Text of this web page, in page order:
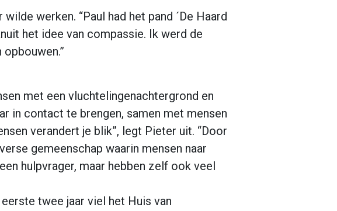
werken. “Paul had het pand ´De Haard
het idee van compassie. Ik werd de
met een vluchtelingenachtergrond en
in contact te brengen, samen met mensen
verandert je blik”, legt Pieter uit. “Door
gemeenschap waarin mensen naar
hulpvrager, maar hebben zelf ook veel
twee jaar viel het Huis van